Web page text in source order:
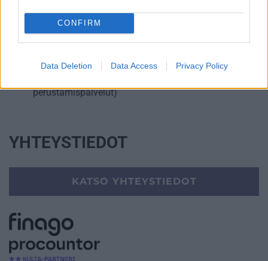
CONFIRM
Data Deletion Data Access Privacy Policy
Talouspäällikköpalvelut
Ulkoinen laskenta
Ulkomaankauppa ja siihen liittyvä konsultointi
perustamispalvelut)
YHTEYSTIEDOT
KATSO YHTEYSTIEDOT